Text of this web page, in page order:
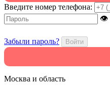
Введите номер телефона:
👁
Забыли пароль? Войти
Москва и область